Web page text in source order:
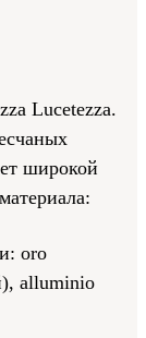
Lucetezza.
широкой
oro
alluminio